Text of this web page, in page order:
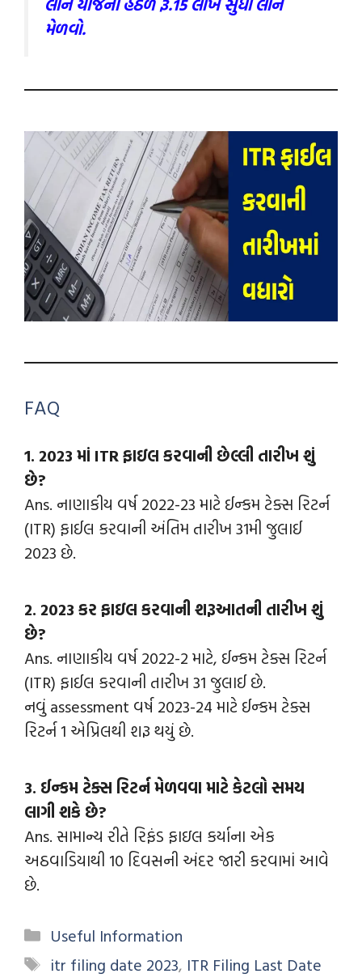
મેળવો.
FAQ
1. 2023 માં ITR ફાઇલ કરવાની છેલ્લી તારીખ શું
છે?
Ans. નાણાકીય વર્ષ 2022-23 માટે ઈન્કમ ટેક્સ રિટર્ન
(ITR) ફાઈલ કરવાની અંતિમ તારીખ 31મી જુલાઈ
2023 છે.
2. 2023 કર ફાઇલ કરવાની શરૂઆતની તારીખ શું
છે?
Ans. નાણાકીય વર્ષ 2022-2 માટે, ઈન્કમ ટેક્સ રિટર્ન
(ITR) ફાઈલ કરવાની તારીખ 31 જુલાઈ છે.
નવું assessment વર્ષ 2023-24 માટે ઈન્કમ ટેક્સ
રિટર્ન 1 એપ્રિલથી શરૂ થયું છે.
3. ઈન્કમ ટેક્સ રિટર્ન મેળવવા માટે કેટલો સમય
લાગી શકે છે?
Ans. સામાન્ય રીતે રિફંડ ફાઇલ કર્યાના એક
અઠવાડિયાથી 10 દિવસની અંદર જારી કરવામાં આવે
છે.
Useful Information
itr filing date 2023, ITR Filing Last Date